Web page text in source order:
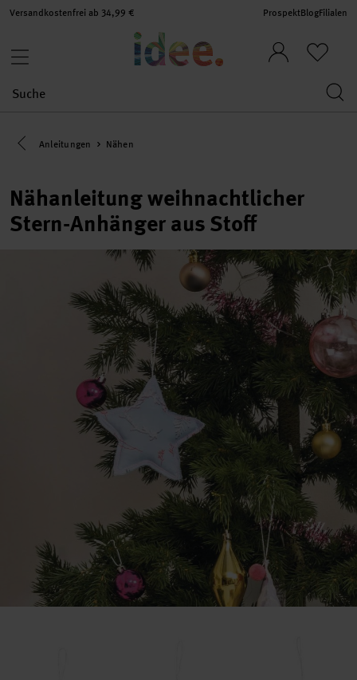
Versandkostenfrei ab 34,99 € ProspektBlogFilialen
Eine Kategorie zurück navigieren
Anleitungen Nähen
Nähanleitung weihnachtlicher
Stern-Anhänger aus Stoff